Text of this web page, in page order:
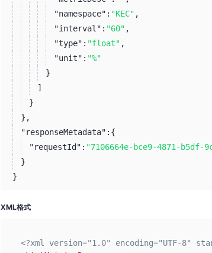
"namespace": "KEC" ,
"interval": "60" ,
"type": "float" ,
"unit": "%"
}
]
}
} ,
"responseMetadata": {
"requestId": "7106664e-bce9-4871-b5df-
}
}
XML格式
<?xml version="1.0" encoding="UTF-8"